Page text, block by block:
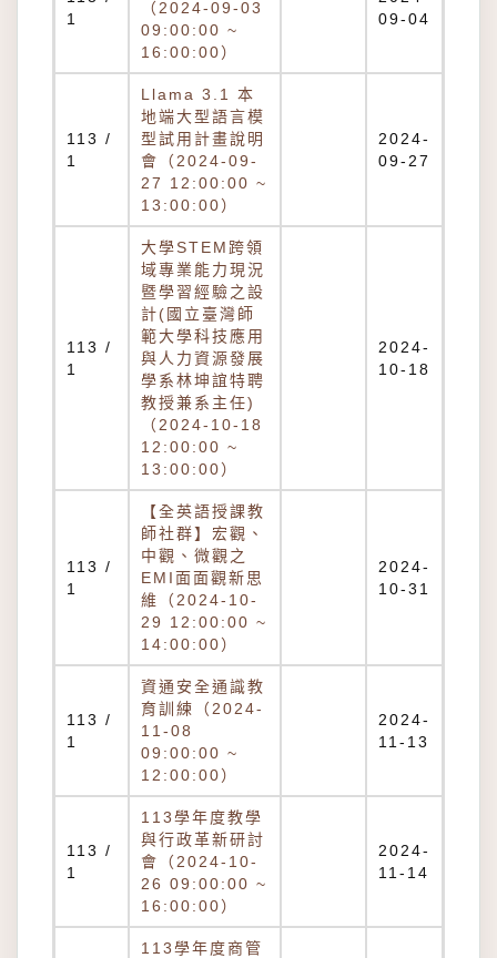
1
（2024-09-03
09:00:00 ~
16:00:00）
09-04
113 /
1
Llama 3.1 本
地端大型語言模
型試用計畫說明
會（2024-09-
27 12:00:00 ~
13:00:00）
2024-
09-27
113 /
1
大學STEM跨領
域專業能力現況
暨學習經驗之設
計(國立臺灣師
範大學科技應用
與人力資源發展
學系林坤誼特聘
教授兼系主任)
（2024-10-18
12:00:00 ~
13:00:00）
2024-
10-18
113 /
1
【全英語授課教
師社群】宏觀、
中觀、微觀之
EMI面面觀新思
維（2024-10-
29 12:00:00 ~
14:00:00）
2024-
10-31
113 /
1
資通安全通識教
育訓練（2024-
11-08
09:00:00 ~
12:00:00）
2024-
11-13
113 /
1
113學年度教學
與行政革新研討
會（2024-10-
26 09:00:00 ~
16:00:00）
2024-
11-14
113學年度商管